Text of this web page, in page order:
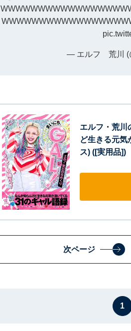
— エルフ 荒川
エルフ・荒川
ど生きる元気
ス) ([実用品])
次ページ
1